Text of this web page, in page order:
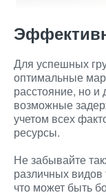
Для успешных
оптимальные
расстояние, но
возможные
учетом всех
ресурсы.
Не забывайте
различных
что может быть